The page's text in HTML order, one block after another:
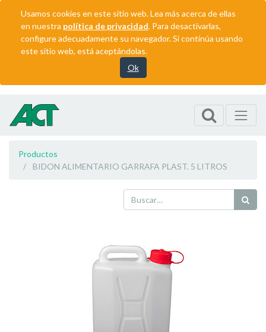
Usamos cookies en este sitio web. Lea más acerca de ellas
en nuestra política de privacidad. Para desactivarlas,
configure adecuadamente su navegador. Si continúa usando
este sitio web, está aceptándolas.
Ok
Productos
BIDON ALIMENTARIO GARRAFA PLAST. 5 LITROS